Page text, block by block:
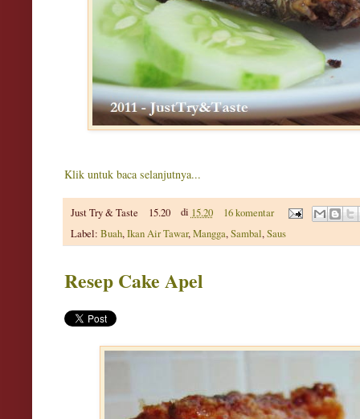
Klik untuk baca selanjutnya...
Just Try & Taste 15.20 di 15.20
16 komentar
Label: Buah,Ikan Air Tawar,Mangga,Sambal,Saus
Resep Cake Apel